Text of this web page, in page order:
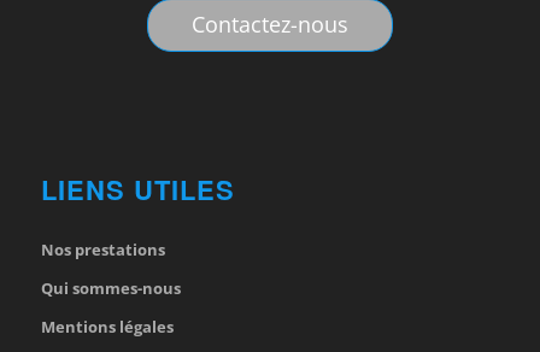
Contactez-nous
LIENS UTILES
Nos prestations
Qui sommes-nous
Mentions légales